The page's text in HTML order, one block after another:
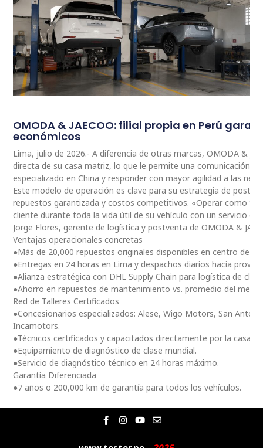
OMODA & JAECOO: filial propia en Perú
económicos
Lima, julio de 2026.- A diferencia de otras marcas, OMODA &
directa de su casa matriz, lo que le permite una comunicación
especializado en China y responder con mayor agilidad a las
Este modelo de operación es clave para su estrategia de
repuestos garantizada y costos competitivos. «Operar como
cliente durante toda la vida útil de su vehículo con un servicio
Jorge Flores, gerente de logística y postventa de OMODA &
Ventajas operacionales concretas
●Más de 20,000 repuestos originales disponibles en centro de
●Entregas en 24 horas en Lima y despachos diarios hacia
●Alianza estratégica con DHL Supply Chain para logística de
●Ahorro en repuestos de mantenimiento vs. promedio del
Red de Talleres Certificados
●Concesionarios especializados: Alese, Wigo Motors, San
Incamotors.
●Técnicos certificados y capacitados directamente por la casa
●Equipamiento de diagnóstico de clase mundial.
●Servicio de diagnóstico técnico en 24 horas máximo.
Garantía Diferenciada
●7 años o 200,000 km de garantía para todos los vehículos.
F
a
e
I
n
t
Y
o
t
E
n
e